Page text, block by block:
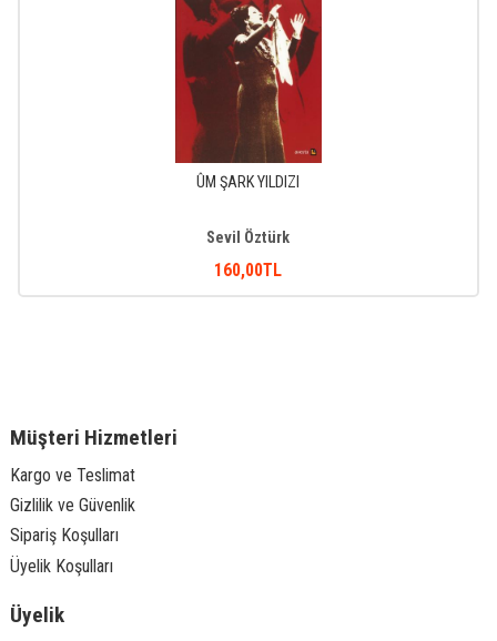
ÛM ŞARK YILDIZI
Sevil Öztürk
160,00TL
Müşteri Hizmetleri
Kargo ve Teslimat
Gizlilik ve Güvenlik
Sipariş Koşulları
Üyelik Koşulları
Üyelik